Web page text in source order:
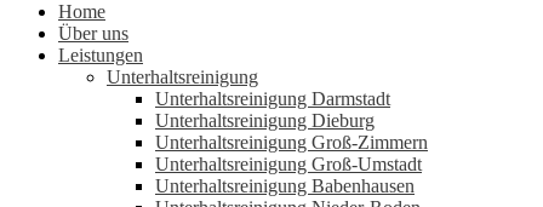
Home
Über uns
Leistungen
Unterhaltsreinigung
Unterhaltsreinigung Darmstadt
Unterhaltsreinigung Dieburg
Unterhaltsreinigung Groß-Zimmern
Unterhaltsreinigung Groß-Umstadt
Unterhaltsreinigung Babenhausen